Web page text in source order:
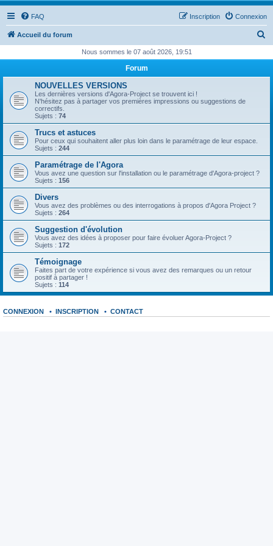
FAQ Connexion
Inscription
Accueil du forum
h
c
Nous sommes le 07 août 2026, 19:51
Forum
NOUVELLES VERSIONS
Les dernières versions d'Agora-Project se trouvent ici !
N'hésitez pas à partager vos premières impressions ou suggestions de
correctifs.
Sujets : 74
Trucs et astuces
Pour ceux qui souhaitent aller plus loin dans le paramétrage de leur espace.
Sujets : 244
Paramétrage de l'Agora
Vous avez une question sur l'installation ou le paramétrage d'Agora-project ?
Sujets : 156
Divers
Vous avez des problèmes ou des interrogations à propos d'Agora Project ?
Sujets : 264
Suggestion d'évolution
Vous avez des idées à proposer pour faire évoluer Agora-Project ?
Sujets : 172
Témoignage
Faites part de votre expérience si vous avez des remarques ou un retour
positif à partager !
Sujets : 114
CONNEXION • INSCRIPTION • CONTACT